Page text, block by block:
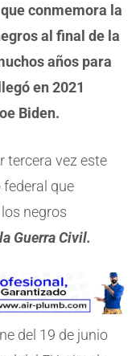
conmemora la
al final de la
años para
en 2021
Biden.
tercera vez este
que
negros
Guerra Civil.
del 19 de junio